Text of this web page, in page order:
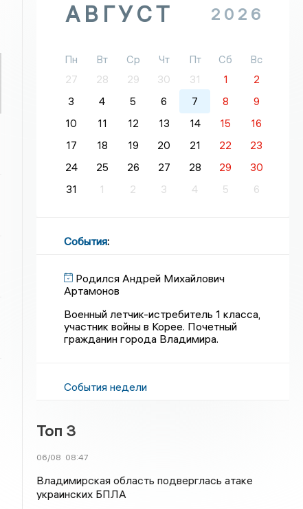
АВГУСТ 2026
Пн Вт Ср Чт Пт Сб
Вс
27
28 29 30 31 1
2
3
4 5 6 7 8
9
10
11 12 13 14 15
16
17
18 19 20 21 22
23
24
25 26 27 28 29
30
31
1 2 3 4 5 6
События:
Родился Андрей Михайлович
Артамонов
Военный летчик-истребитель 1 класса,
участник войны в Корее. Почетный
гражданин города Владимира.
События недели
Топ 3
06/08 08:47
Владимирская область подверглась атаке
украинских БПЛА